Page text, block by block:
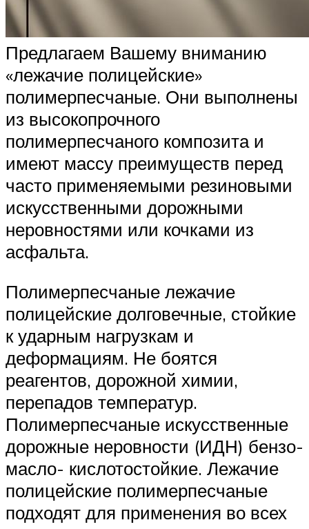
Предлагаем Вашему вниманию
«лежачие полицейские»
полимерпесчаные. Они выполнены
из высокопрочного
полимерпесчаного композита и
имеют массу преимуществ перед
часто применяемыми резиновыми
искусственными дорожными
неровностями или кочками из
асфальта.
Полимерпесчаные лежачие
полицейские долговечные, стойкие
к ударным нагрузкам и
деформациям. Не боятся
реагентов, дорожной химии,
перепадов температур.
Полимерпесчаные искусственные
дорожные неровности (ИДН) бензо-
масло- кислотостойкие. Лежачие
полицейские полимерпесчаные
подходят для применения во всех